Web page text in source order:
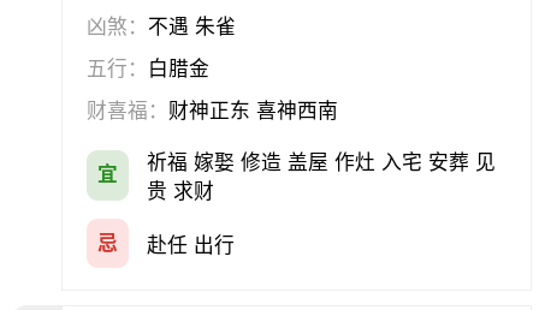
凶煞： 不遇 朱雀
五行： 白腊金
财喜福： 财神正东 喜神西南
宜
祈福 嫁娶 修造 盖屋 作灶 入宅 安葬 见
贵 求财
忌 赴任 出行